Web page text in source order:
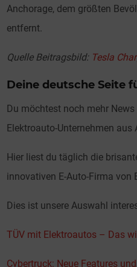
Anchorage, dem größten
entfernt.
Quelle Beitragsbild: Tesla
Deine deutsche Seite
Du möchtest noch mehr
Elektroauto-Unternehmen aus
Hier liest du täglich die
innovativen E-Auto-Firma von
Dies ist unsere Auswahl
TÜV mit Elektroautos – Das
Cybertruck: Neue Features